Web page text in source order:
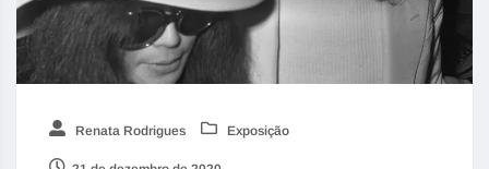
Renata Rodrigues Exposição